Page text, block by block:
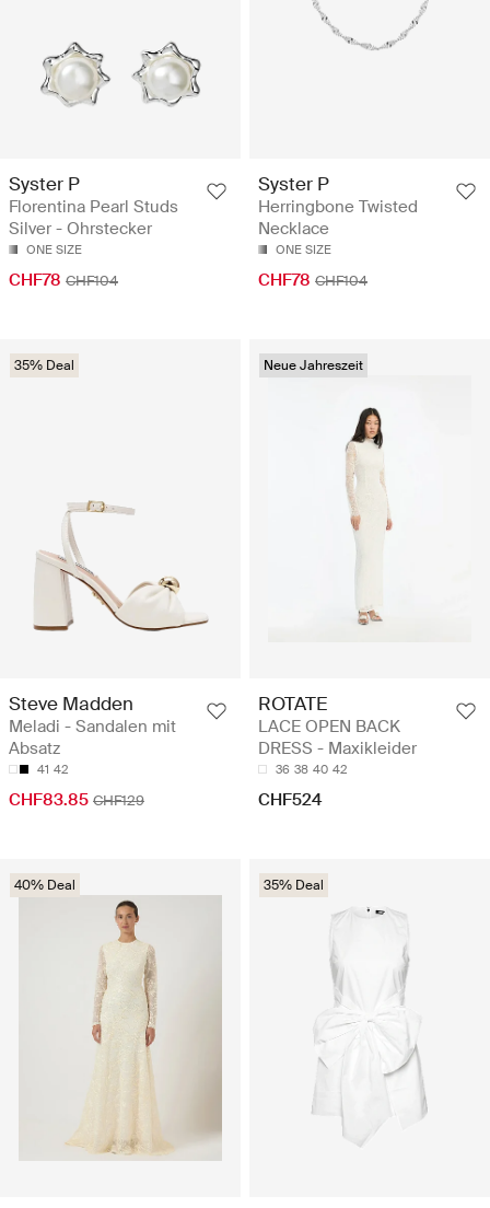
Syster P
Florentina Pearl Studs
Silver - Ohrstecker
ONE SIZE
CHF78 CHF104
Syster P
Herringbone Twisted
Necklace
ONE SIZE
CHF78 CHF104
35% Deal
Steve Madden
Meladi - Sandalen mit
Absatz
41 42
CHF83.85 CHF129
Neue Jahreszeit
ROTATE
LACE OPEN BACK
DRESS - Maxikleider
36 38 40 42
CHF524
40% Deal 35% Deal